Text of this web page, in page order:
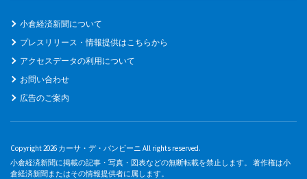
小倉経済新聞について
プレスリリース・情報提供はこちらから
アクセスデータの利用について
お問い合わせ
広告のご案内
Copyright 2026 カーサ・デ・バンビーニ All rights reserved.
小倉経済新聞に掲載の記事・写真・図表などの無断転載を禁止します。 著作権は小
倉経済新聞またはその情報提供者に属します。